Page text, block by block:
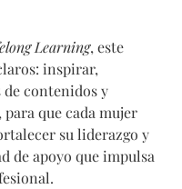
Learning, este
inspirar,
contenidos y
que cada mujer
su liderazgo y
de apoyo que impulsa